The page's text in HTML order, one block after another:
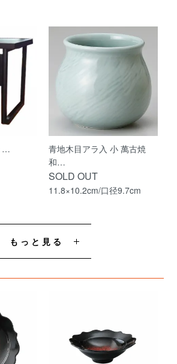
…
青地木目アラ入 小 萬古焼
和…
SOLD OUT
11.8×10.2cm/口径9.7cm
もっと見る